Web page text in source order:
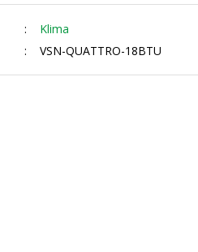
Klima
VSN-QUATTRO-18BTU